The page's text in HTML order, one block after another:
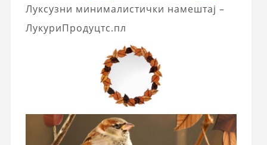
Луксузни минималистички намештај –
ЛукуриПродуцтс.пл